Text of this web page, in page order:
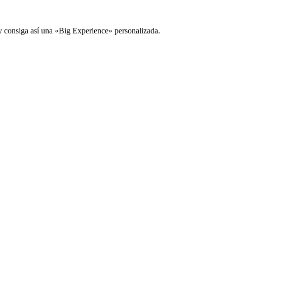
así una «Big Experience» personalizada.